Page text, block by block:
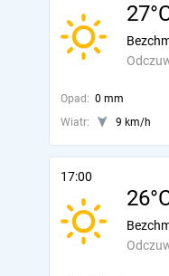
Opad: 0 mm
Wiatr:
9 km/h
17:00